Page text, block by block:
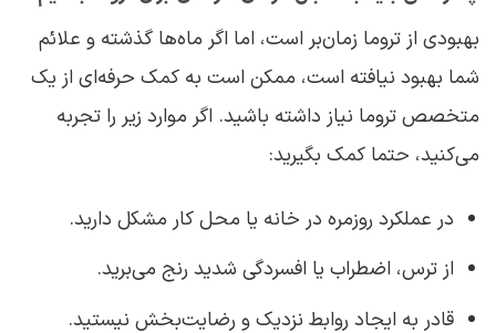
بهبودی از تروما زمان‌بر است، اما اگر ماه‌ها گذشته و علائم
شما بهبود نیافته است، ممکن است به کمک حرفه‌ای از یک
متخصص تروما نیاز داشته باشید. اگر موارد زیر را تجربه
می‌کنید، حتما کمک بگیرید:
در عملکرد روزمره در خانه یا محل کار مشکل دارید.
از ترس، اضطراب یا افسردگی شدید رنج می‌برید.
قادر به ایجاد روابط نزدیک و رضایت‌بخش نیستید.